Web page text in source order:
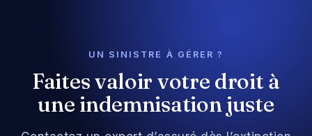
UN SINISTRE À GÉRER ?
Faites valoir votre droit à
une indemnisation juste